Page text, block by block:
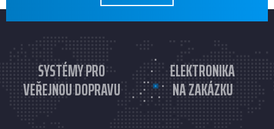
SYSTÉMY PRO
VEŘEJNOU DOPRAVU
ELEKTRONIKA
NA ZAKÁZKU